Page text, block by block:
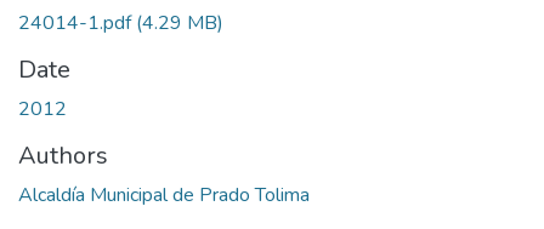
24014-1.pdf(4.29 MB)
Date
2012
Authors
Alcaldía Municipal de Prado Tolima